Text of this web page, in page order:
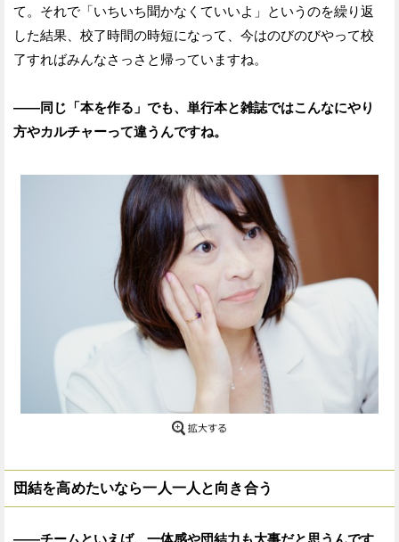
て。それで「いちいち聞かなくていいよ」というのを繰り返
した結果、校了時間の時短になって、今はのびのびやって校
了すればみんなさっさと帰っていますね。
——同じ「本を作る」でも、単行本と雑誌ではこんなにやり
方やカルチャーって違うんですね。
団結を高めたいなら一人一人と向き合う
——チームといえば、一体感や団結力も大事だと思うんです